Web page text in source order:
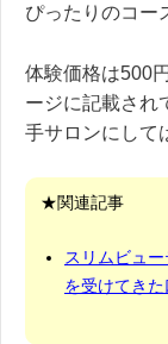
ぴったりのコー
体験価格は500
ージに記載され
手サロンにして
★関連記事
スリムビュ
を受けてきた